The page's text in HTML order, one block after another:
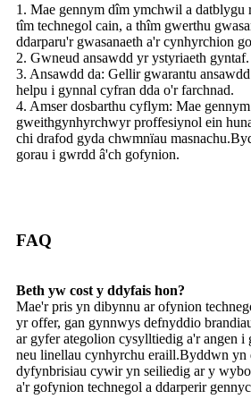
1. Mae gennym dîm ymchwil a
tîm technegol cain, a thîm gwerthu
ddarparu'r gwasanaeth a'r cynhyrchion
2. Gwneud ansawdd yr ystyriaeth gyntaf.
3. Ansawdd da: Gellir gwarantu
helpu i gynnal cyfran dda o'r farchnad.
4. Amser dosbarthu cyflym: Mae
gweithgynhyrchwyr proffesiynol ein
chi drafod gyda chwmnïau
gorau i gwrdd â'ch gofynion.
FAQ
Beth yw cost y ddyfais hon?
Mae'r pris yn dibynnu ar ofynion
yr offer, gan gynnwys defnyddio
ar gyfer ategolion cysylltiedig a'r angen i
neu linellau cynhyrchu eraill.Byddwn yn
dyfynbrisiau cywir yn seiliedig ar y
a'r gofynion technegol a ddarperir